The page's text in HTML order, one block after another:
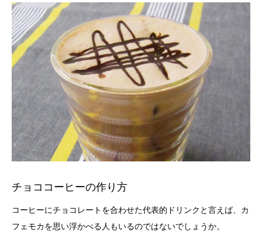
チョココーヒーの作り方
コーヒーにチョコレートを合わせた代表的ドリンクと言えば、カ
フェモカを思い浮かべる人もいるのではないでしょうか。